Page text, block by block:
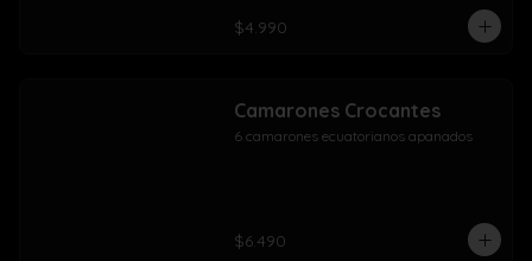
$4.990
Camarones Crocantes
6 camarones ecuatorianos apanados
$6.490